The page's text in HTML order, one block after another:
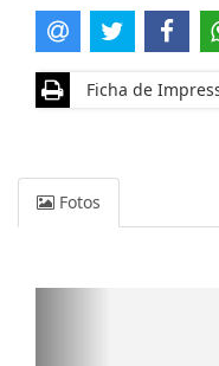
Ficha de
Fotos